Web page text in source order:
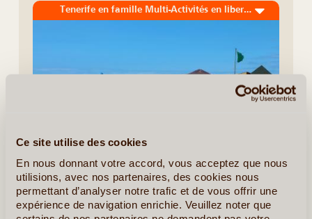
Ce site utilise des cookies
En nous donnant votre accord, vous acceptez que nous
utilisions, avec nos partenaires, des cookies nous
permettant d’analyser notre trafic et de vous offrir une
expérience de navigation enrichie. Veuillez noter que
Tenerife en famille Multi-Activités en liberté
8J/7N
Tenerife est une île idéale pour les voyages en famille. Peu